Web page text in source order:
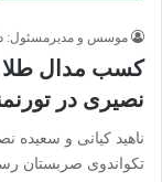
موسس و مدیرمسئول:
کسب مدال طلا
نصیری در
ناهید کیانی و سعیده
تکواندوی صربستان